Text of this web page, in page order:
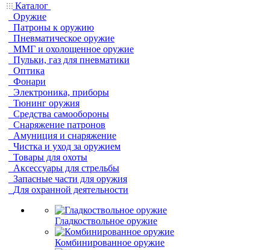
Каталог
Оружие
Патроны к оружию
Пневматическое оружие
ММГ и охолощенное оружие
Пульки, газ для пневматики
Оптика
Фонари
Электроника, приборы
Тюнинг оружия
Средства самообороны
Снаряжение патронов
Амуниция и снаряжение
Чистка и уход за оружием
Товары для охоты
Аксессуары для стрельбы
Запасные части для оружия
Для охранной деятельности
Гладкоствольное оружие
Комбинированное оружие